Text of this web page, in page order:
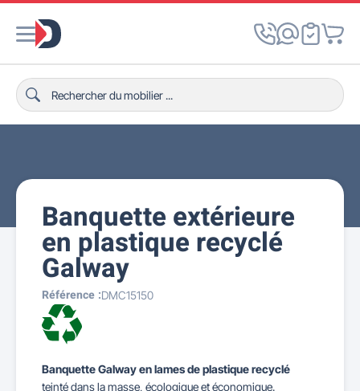
Banquette extérieure
en plastique recyclé
Galway
Référence :DMC15150
Banquette Galwayen lames de plastique recyclé
teinté dans la masse, écologique et économique.